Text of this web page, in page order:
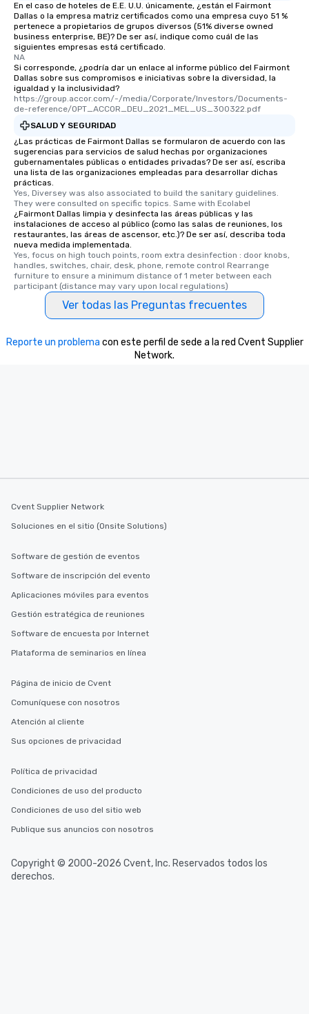
En el caso de hoteles de E.E. U.U. únicamente, ¿están el Fairmont
Dallas o la empresa matriz certificados como una empresa cuyo 51 %
pertenece a propietarios de grupos diversos (51% diverse owned
business enterprise, BE)? De ser así, indique como cuál de las
siguientes empresas está certificado.
NA
Si corresponde, ¿podría dar un enlace al informe público del Fairmont
Dallas sobre sus compromisos e iniciativas sobre la diversidad, la
igualdad y la inclusividad?
https://group.accor.com/-/media/Corporate/Investors/Documents-
de-reference/OPT_ACCOR_DEU_2021_MEL_US_300322.pdf
SALUD Y SEGURIDAD
¿Las prácticas de Fairmont Dallas se formularon de acuerdo con las
sugerencias para servicios de salud hechas por organizaciones
gubernamentales públicas o entidades privadas? De ser así, escriba
una lista de las organizaciones empleadas para desarrollar dichas
prácticas.
Yes, Diversey was also associated to build the sanitary guidelines.
They were consulted on specific topics. Same with Ecolabel
¿Fairmont Dallas limpia y desinfecta las áreas públicas y las
instalaciones de acceso al público (como las salas de reuniones, los
restaurantes, las áreas de ascensor, etc.)? De ser así, describa toda
nueva medida implementada.
Yes, focus on high touch points, room extra desinfection : door knobs,
handles, switches, chair, desk, phone, remote control Rearrange
furniture to ensure a minimum distance of 1 meter between each
participant (distance may vary upon local regulations)
Ver todas las Preguntas frecuentes
Reporte un problema con este perfil de sede a la red Cvent Supplier
Network.
Cvent Supplier Network
Soluciones en el sitio (Onsite Solutions)
Software de gestión de eventos
Software de inscripción del evento
Aplicaciones móviles para eventos
Gestión estratégica de reuniones
Software de encuesta por Internet
Plataforma de seminarios en línea
Página de inicio de Cvent
Comuníquese con nosotros
Atención al cliente
Sus opciones de privacidad
Política de privacidad
Condiciones de uso del producto
Condiciones de uso del sitio web
Publique sus anuncios con nosotros
Copyright © 2000-2026 Cvent, Inc. Reservados todos los
derechos.